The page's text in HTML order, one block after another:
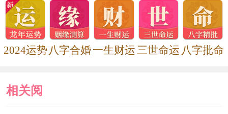
属狗2021年刑太岁相刑怎么化解，
属狗全年运势如何这一年结婚好不好
2024运势 八字合婚一生财运三世命运 八字批命
相关阅